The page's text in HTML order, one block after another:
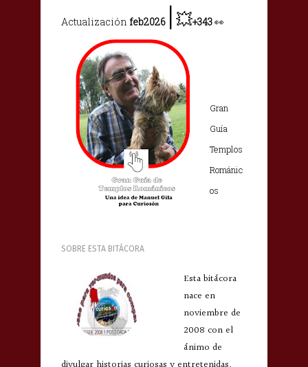
Actualización feb2026 |💥+343👀
Gran
Guía
Templos
Románic
os
SOBRE ESTA BITÁCORA
Esta bitácora
nace en
noviembre de
2008 con el
ánimo de